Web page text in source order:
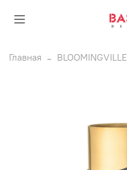
Главная BLOOMINGVILLE